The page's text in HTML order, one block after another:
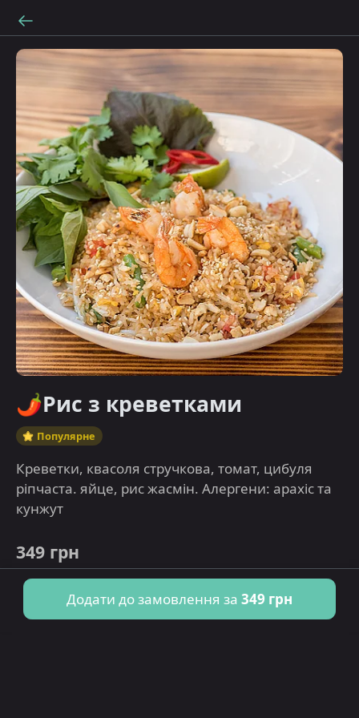
🌶️Рис з креветками
Популярне
Креветки, квасоля стручкова, томат, цибуля
ріпчаста. яйце, рис жасмін. Алергени: арахіс та
кунжут
349 грн
Додати до замовлення за 349 грн